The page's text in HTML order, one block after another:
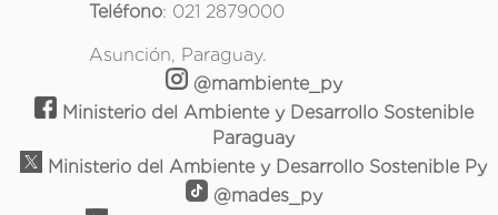
Teléfono: 021 2879000
Asunción, Paraguay.
@mambiente_py
Ministerio del Ambiente y Desarrollo Sostenible
Paraguay
Ministerio del Ambiente y Desarrollo Sostenible Py
@mades_py